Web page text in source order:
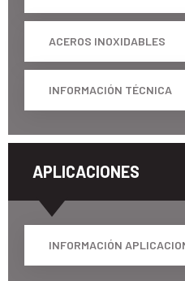
ACEROS INOXIDABLES
INFORMACIÓN TÉCNICA
APLICACIONES
INFORMACIÓN